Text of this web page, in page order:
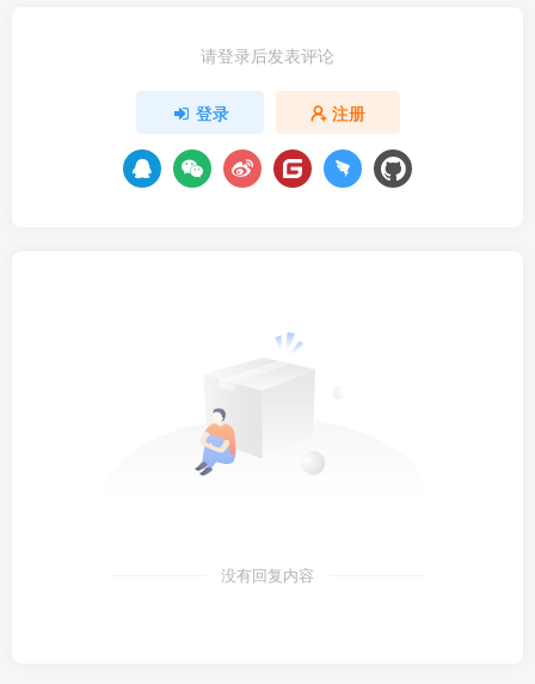
请登录后发表评论
登录 注册
没有回复内容